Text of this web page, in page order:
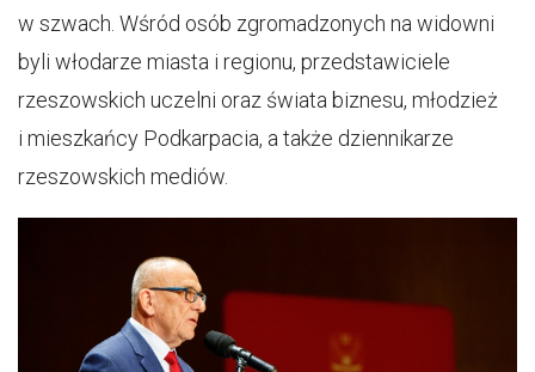
w szwach. Wśród osób zgromadzonych na widowni
byli włodarze miasta i regionu, przedstawiciele
rzeszowskich uczelni oraz świata biznesu, młodzież
i mieszkańcy Podkarpacia, a także dziennikarze
rzeszowskich mediów.